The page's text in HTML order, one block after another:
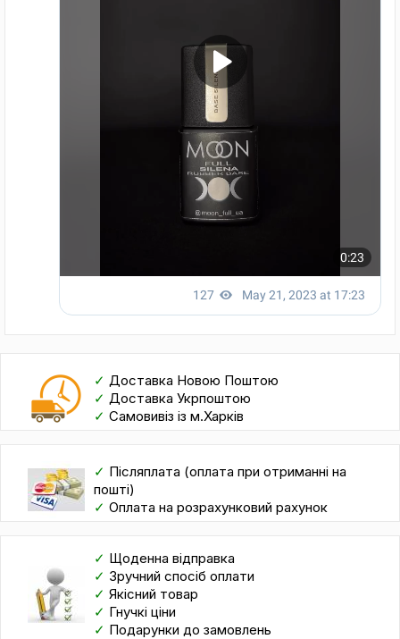
✓ Доставка Новою Поштою
✓ Доставка Укрпоштою
✓ Самовивіз із м.Харків
✓ Післяплата (оплата при отриманні на
пошті)
✓ Оплата на розрахунковий рахунок
✓ Щоденна відправка
✓ Зручний спосіб оплати
✓ Якісний товар
✓ Гнучкі ціни
✓ Подарунки до замовлень